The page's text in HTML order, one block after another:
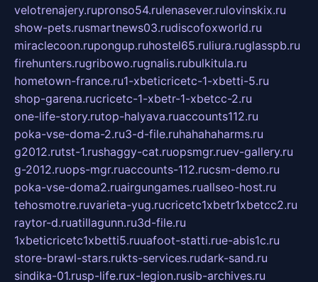
velotrenajery.rupronso54.rulenasever.rulovinskix.ru
show-pets.rusmartnews03.rudiscofoxworld.ru
miraclecoon.rupongup.ruhostel65.ruliura.ruglasspb.ru
firehunters.rugribowo.rugnalis.rubulkitula.ru
hometown-france.ru1-xbeticricetc-1-xbetti-5.ru
shop-garena.rucricetc-1-xbetr-1-xbetcc-2.ru
one-life-story.rutop-halyava.ruaccounts112.ru
poka-vse-doma-2.ru3-d-file.ruhahahaharms.ru
g2012.rutst-1.rushaggy-cat.ruopsmgr.ruev-gallery.ru
g-2012.ruops-mgr.ruaccounts-112.rucsm-demo.ru
poka-vse-doma2.ruairgungames.ruallseo-host.ru
tehosmotre.ruvarieta-yug.rucricetc1xbetr1xbetcc2.ru
raytor-d.ruatillagunn.ru3d-file.ru
1xbeticricetc1xbetti5.ruuafoot-statti.rue-abis1c.ru
store-brawl-stars.rukts-services.rudark-sand.ru
sindika-01.rusp-life.rux-legion.rusib-archives.ru